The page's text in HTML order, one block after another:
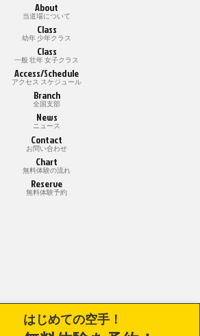
About
当道場について
Class
幼年 少年クラス
Class
一般 壮年 女子クラス
Access/Schedule
アクセス スケジュール
Branch
全国支部
News
ニュース
Contact
お問い合わせ
Chart
無料体験の流れ
Reserve
無料体験予約
はじめての空手！